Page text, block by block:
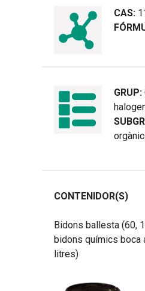
CAS:
GRUP:
CONTENIDOR(S)
Bidons ballesta (60,
bidons químics boca
litres)